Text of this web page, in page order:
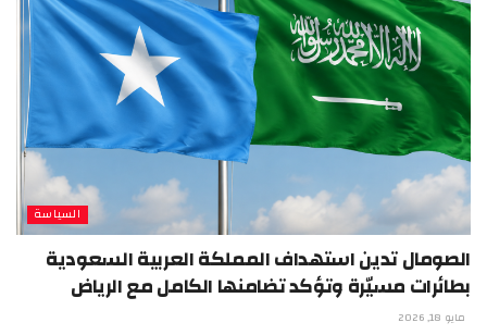
السياسة
الصومال تدين استهداف المملكة العربية السعودية
بطائرات مسيّرة وتؤكد تضامنها الكامل مع الرياض
مايو 18, 2026